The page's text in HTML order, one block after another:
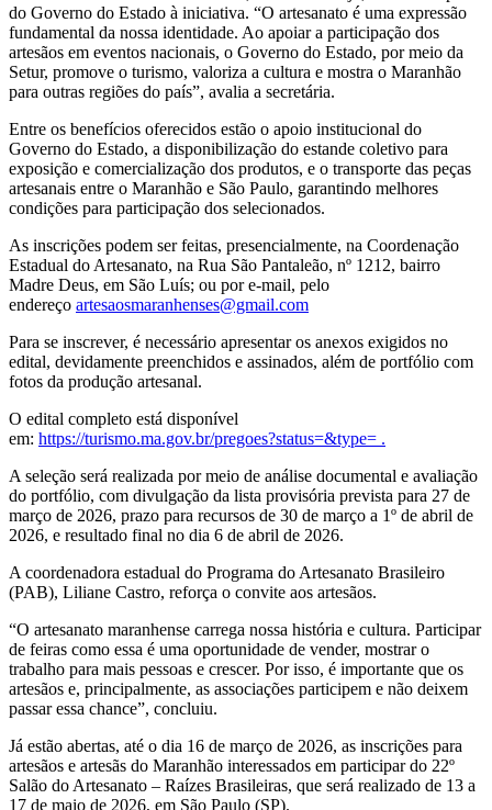
do Governo do Estado à iniciativa. “O artesanato é uma expressão
fundamental da nossa identidade. Ao apoiar a participação dos
artesãos em eventos nacionais, o Governo do Estado, por meio da
Setur, promove o turismo, valoriza a cultura e mostra o Maranhão
para outras regiões do país”, avalia a secretária.
Entre os benefícios oferecidos estão o apoio institucional do
Governo do Estado, a disponibilização do estande coletivo para
exposição e comercialização dos produtos, e o transporte das peças
artesanais entre o Maranhão e São Paulo, garantindo melhores
condições para participação dos selecionados.
As inscrições podem ser feitas, presencialmente, na Coordenação
Estadual do Artesanato, na Rua São Pantaleão, nº 1212, bairro
Madre Deus, em São Luís; ou por e-mail, pelo
endereço artesaosmaranhenses@gmail.com
Para se inscrever, é necessário apresentar os anexos exigidos no
edital, devidamente preenchidos e assinados, além de portfólio com
fotos da produção artesanal.
O edital completo está disponível
em: https://turismo.ma.gov.br/pregoes?status=&type= .
A seleção será realizada por meio de análise documental e avaliação
do portfólio, com divulgação da lista provisória prevista para 27 de
março de 2026, prazo para recursos de 30 de março a 1º de abril de
2026, e resultado final no dia 6 de abril de 2026.
A coordenadora estadual do Programa do Artesanato Brasileiro
(PAB), Liliane Castro, reforça o convite aos artesãos.
“O artesanato maranhense carrega nossa história e cultura. Participar
de feiras como essa é uma oportunidade de vender, mostrar o
trabalho para mais pessoas e crescer. Por isso, é importante que os
artesãos e, principalmente, as associações participem e não deixem
passar essa chance”, concluiu.
Já estão abertas, até o dia 16 de março de 2026, as inscrições para
artesãos e artesãs do Maranhão interessados em participar do 22º
Salão do Artesanato – Raízes Brasileiras, que será realizado de 13 a
17 de maio de 2026, em São Paulo (SP).